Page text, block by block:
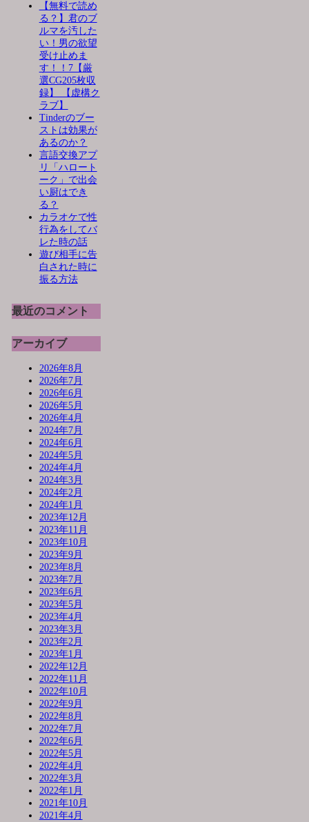
【無料で読め
る？】君のブ
ルマを汚した
い！男の欲望
受け止めま
す！！7【厳
選CG205枚収
録】 【虚構ク
ラブ】
Tinderのブー
ストは効果が
あるのか？
言語交換アプ
リ「ハロート
ーク」で出会
い厨はでき
る？
カラオケで性
行為をしてバ
レた時の話
遊び相手に告
白された時に
振る方法
最近のコメント
アーカイブ
2026年8月
2026年7月
2026年6月
2026年5月
2026年4月
2024年7月
2024年6月
2024年5月
2024年4月
2024年3月
2024年2月
2024年1月
2023年12月
2023年11月
2023年10月
2023年9月
2023年8月
2023年7月
2023年6月
2023年5月
2023年4月
2023年3月
2023年2月
2023年1月
2022年12月
2022年11月
2022年10月
2022年9月
2022年8月
2022年7月
2022年6月
2022年5月
2022年4月
2022年3月
2022年1月
2021年10月
2021年4月